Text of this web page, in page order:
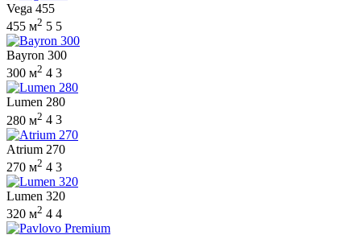
Vega 455
455 м2 5 5
Bayron 300
300 м2 4 3
Lumen 280
280 м2 4 3
Atrium 270
270 м2 4 3
Lumen 320
320 м2 4 4